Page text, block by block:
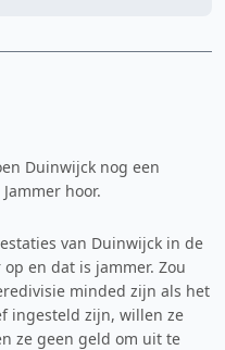
Duinwijck nog een
hoor.
van Duinwijck in de
en dat is jammer. Zou
minded zijn als het
ingesteld zijn, willen ze
ze geen geld om uit te